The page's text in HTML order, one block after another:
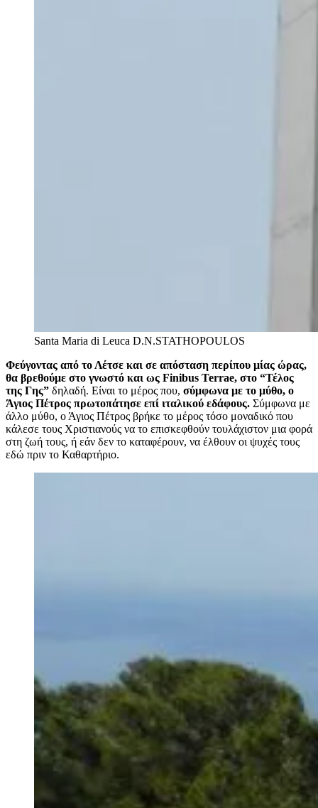
Santa Maria di Leuca D.N.STATHOPOULOS
Φεύγοντας από το Λέτσε και σε απόσταση περίπου μίας ώρας,
θα βρεθούμε στο γνωστό και ως Finibus Terrae, στο “Τέλος
της Γης” δηλαδή. Είναι το μέρος που, σύμφωνα με το μύθο, ο
Άγιος Πέτρος πρωτοπάτησε επί ιταλικού εδάφους. Σύμφωνα με
άλλο μύθο, ο Άγιος Πέτρος βρήκε το μέρος τόσο μοναδικό που
κάλεσε τους Χριστιανούς να το επισκεφθούν τουλάχιστον μια φορά
στη ζωή τους, ή εάν δεν το καταφέρουν, να έλθουν οι ψυχές τους
εδώ πριν το Καθαρτήριο.